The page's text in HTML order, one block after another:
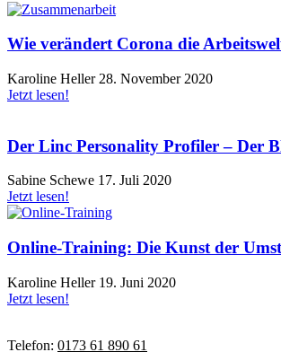
Wie verändert Corona die
Karoline Heller 28. November 2020
Jetzt lesen!
Der Linc Personality Profiler – Der
Sabine Schewe 17. Juli 2020
Jetzt lesen!
Online-Training: Die Kunst der
Karoline Heller 19. Juni 2020
Jetzt lesen!
Telefon: 0173 61 890 61